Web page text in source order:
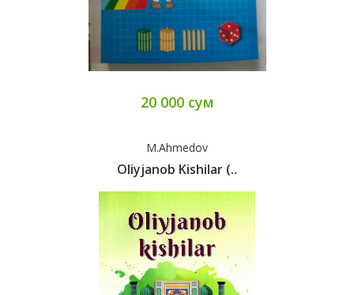
20 000 сум
M.Ahmedov
Oliyjanob Kishilar (..